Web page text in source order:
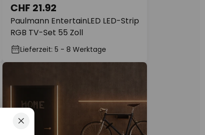
Paulmann EntertainLED LED-Strip
RGB TV-Set 55 Zoll
CHF 21.92
Lieferzeit: 5 - 8 Werktage
Schliessen